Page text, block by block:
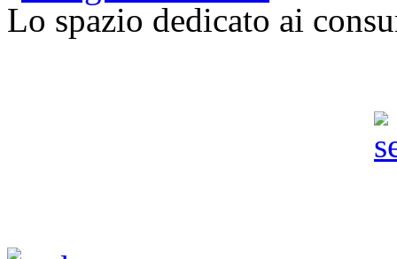
Lo spazio dedicato ai